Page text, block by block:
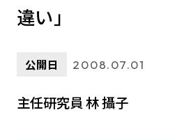
違い」
公開日 2008.07.01
主任研究員 林 攝子